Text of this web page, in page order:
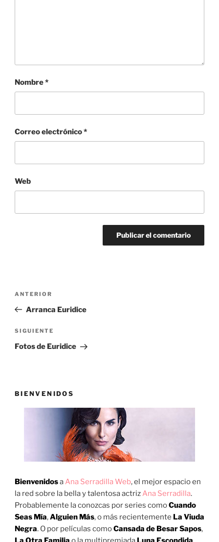
Nombre*
Correo electrónico*
Web
entradas
Entrada
anterior:
ANTERIOR
Arranca Euridice
Siguiente
entrada
SIGUIENTE
Fotos de Euridice
BIENVENIDOS
BienvenidosaAna Serradilla Web, el mejor espacio en
la red sobre la bella y talentosa actrizAna Serradilla.
Probablemente la conozcas por series comoCuando
Seas Mía,Alguien Más, o más recientemente La Viuda
Negra. O por películas comoCansada de Besar Sapos,